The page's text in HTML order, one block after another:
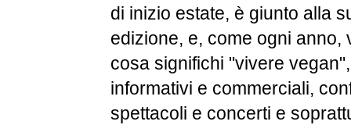
di inizio estate, è giunto alla
edizione, e, come ogni anno,
cosa significhi "vivere
informativi e commerciali,
spettacoli e concerti e